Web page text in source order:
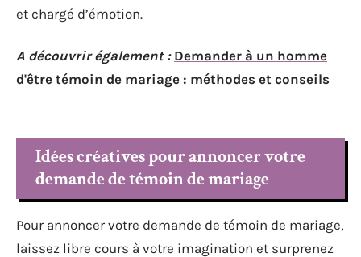
et chargé d’émotion.
A découvrir également : Demander à un homme
d'être témoin de mariage : méthodes et conseils
Idées créatives pour annoncer votre
demande de témoin de mariage
Pour annoncer votre demande de témoin de mariage,
laissez libre cours à votre imagination et surprenez